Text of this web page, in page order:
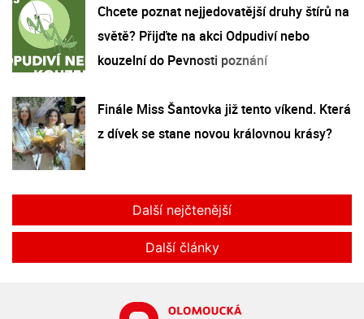
Chcete poznat nejjedovatější druhy štírů na
světě? Přijďte na akci Odpudiví nebo
kouzelní do Pevnosti poznání
Finále Miss Šantovka již tento víkend. Která
z dívek se stane novou královnou krásy?
Další nejčtenější
Další články